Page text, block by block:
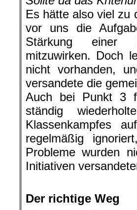
Es hätte also viel zu
vor uns die
Stärkung einer
mitzuwirken. Doch
nicht vorhanden,
versandete die
Auch bei Punkt 3
ständig
Klassenkampfes
regelmäßig
Probleme wurden
Initiativen
Der richtige Weg